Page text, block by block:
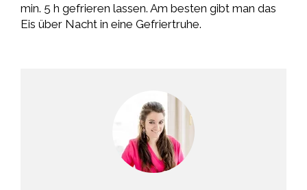
min. 5 h gefrieren lassen. Am besten gibt man das
Eis über Nacht in eine Gefriertruhe.